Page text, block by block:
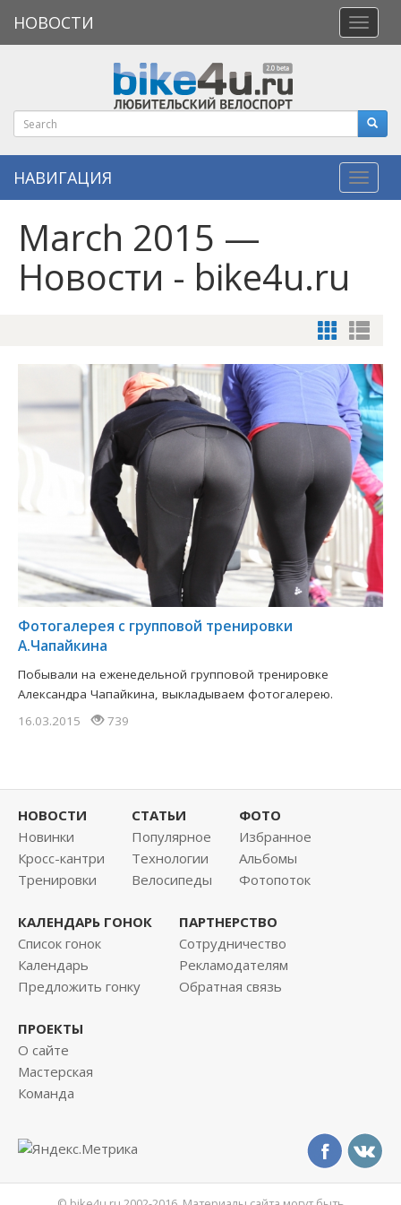
меню
НОВОСТИ
НАВИГАЦИЯ
March 2015 —
Новости - bike4u.ru
Фотогалерея с групповой тренировки
А.Чапайкина
Побывали на еженедельной групповой тренировке
Александра Чапайкина, выкладываем фотогалерею.
16.03.2015
739
НОВОСТИ
Новинки
Кросс-кантри
Тренировки
СТАТЬИ
Популярное
Технологии
Велосипеды
ФОТО
Избранное
Альбомы
Фотопоток
КАЛЕНДАРЬ ГОНОК
Список гонок
Календарь
Предложить гонку
ПАРТНЕРСТВО
Сотрудничество
Рекламодателям
Обратная связь
ПРОЕКТЫ
О сайте
Мастерская
Команда